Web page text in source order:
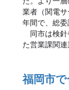
業者（関電
年間で、総
同市は検針
た営業課関
福岡市